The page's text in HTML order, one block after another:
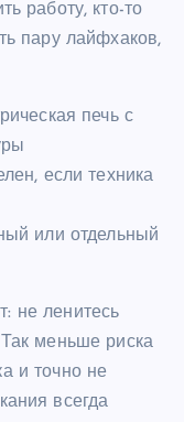
работу, кто-то
пару лайфхаков,
печь с
если техника
или отдельный
не ленитесь
Так меньше риска
и точно не
всегда